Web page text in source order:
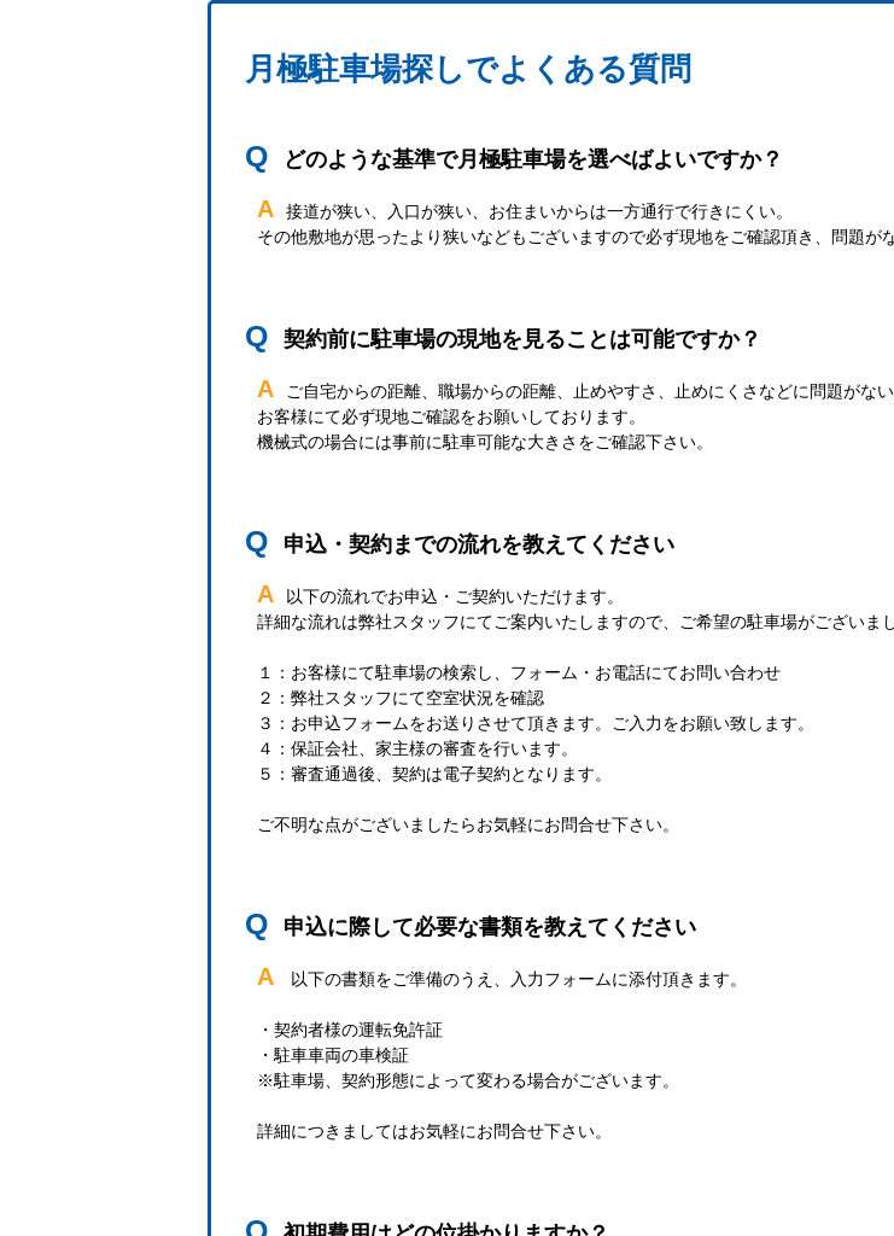
月極駐車場探しでよくある質問
Q どのような基準で月極駐車場を選べばよいですか？
A
接道が狭い、入口が狭い、お住まいからは一方通行で行きにくい。
その他敷地が思ったより狭いなどもございますので必ず現地をご確認頂き、問題が
Q 契約前に駐車場の現地を見ることは可能ですか？
A
ご自宅からの距離、職場からの距離、止めやすさ、止めにくさなどに問題がな
お客様にて必ず現地ご確認をお願いしております。
機械式の場合には事前に駐車可能な大きさをご確認下さい。
Q 申込・契約までの流れを教えてください
A
以下の流れでお申込・ご契約いただけます。
詳細な流れは弊社スタッフにてご案内いたしますので、ご希望の駐車場がございま
１：お客様にて駐車場の検索し、フォーム・お電話にてお問い合わせ
２：弊社スタッフにて空室状況を確認
３：お申込フォームをお送りさせて頂きます。ご入力をお願い致します。
４：保証会社、家主様の審査を行います。
５：審査通過後、契約は電子契約となります。
ご不明な点がございましたらお気軽にお問合せ下さい。
Q 申込に際して必要な書類を教えてください
A 以下の書類をご準備のうえ、入力フォームに添付頂きます。
・契約者様の運転免許証
・駐車車両の車検証
※駐車場、契約形態によって変わる場合がございます。
詳細につきましてはお気軽にお問合せ下さい。